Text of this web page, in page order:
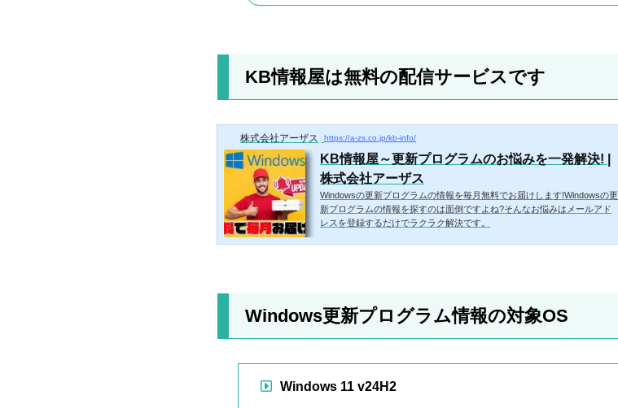
KB情報屋は無料の配信サービスです
株式会社アーザス https://a-zs.co.jp/kb-info/
KB情報屋～更新プログラムのお悩みを一発解決! |
株式会社アーザス
Windowsの更新プログラムの情報を毎月無料でお届けします!Windowsの更
新プログラムの情報を探すのは面倒ですよね?そんなお悩みはメールアド
レスを登録するだけでラクラク解決です。
Windows更新プログラム情報の対象OS
Windows 11 v24H2